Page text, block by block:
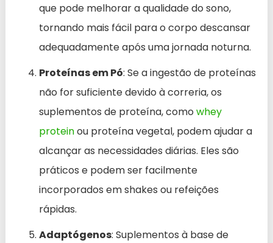
que pode melhorar a qualidade do sono,
tornando mais fácil para o corpo descansar
adequadamente após uma jornada noturna.
Proteínas em Pó: Se a ingestão de proteínas
não for suficiente devido à correria, os
suplementos de proteína, como whey
proteinou proteína vegetal, podem ajudar a
alcançar as necessidades diárias. Eles são
práticos e podem ser facilmente
incorporados em shakes ou refeições
rápidas.
Adaptógenos: Suplementos à base de